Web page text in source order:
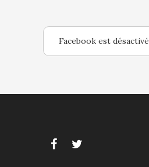
Facebook est désactivé